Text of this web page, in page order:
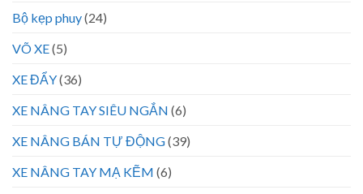
Bộ kẹp phuy(24)
VÕ XE(5)
XE ĐẨY(36)
XE NÂNG TAY SIÊU NGẮN (6)
XE NÂNG BÁN TỰ ĐỘNG(39)
XE NÂNG TAY MẠ KẼM (6)